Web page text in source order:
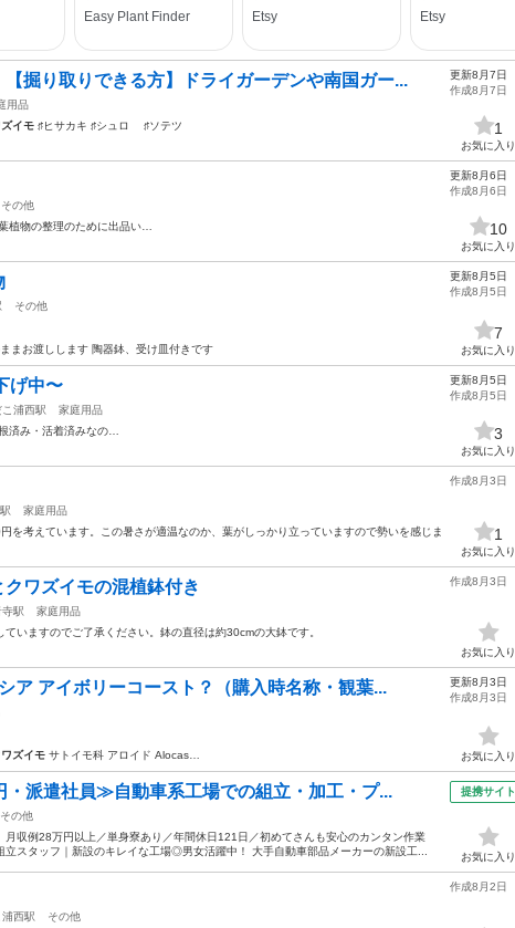
掘り取りできる方】ドライガーデンや南国ガー...
用品
イモ ♯ヒサカキ ♯シュロ ♯ソテツ
更新8月7日
作成8月7日
1
お気に入り
その他
植物の整理のために出品い…
更新8月6日
作成8月6日
10
お気に入り
その他
まお渡しします 陶器鉢、受け皿付きです
更新8月5日
作成8月5日
7
お気に入り
げ中〜
浦西駅
家庭用品
済み・活着済みなの…
更新8月5日
作成8月5日
3
お気に入り
家庭用品
を考えています。この暑さが適温なのか、葉がしっかり立っていますので勢いを感じま
作成8月3日
1
お気に入り
ワズイモの混植鉢付き
駅
家庭用品
いますのでご了承ください。鉢の直径は約30cmの大鉢です。
作成8月3日
お気に入り
ア アイボリーコースト？（購入時名称・観葉...
ワズイモ サトイモ科 アロイド Alocas…
更新8月3日
作成8月3日
お気に入り
派遣社員≫自動車系工場での組立・加工・プ...
その他
月収例28万円以上／単身寮あり／年間休日121日／初めてさんも安心のカンタン作業
立スタッフ｜新設のキレイな工場◎男女活躍中！ 大手自動車部品メーカーの新設工...
提携サイト
お気に入り
西駅
その他
作成8月2日